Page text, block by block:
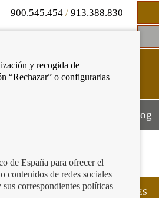
900.545.454 /913.388.830
ONLINE
Blog
SUSCRIPCIÓN A NOVEDADES
y recogida de
“Rechazar” o configurarlas
de España para ofrecer el
contenidos de redes sociales
correspondientes políticas